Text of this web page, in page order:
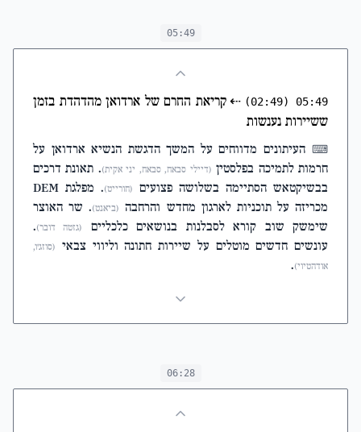
05:49
05:49
(02:49)
⇠ קריאת החרם של ארדואן מהדהדת בזמן
ששיירות נענשות
⌨ העיתונים מדווחים על המשך הדגשת הנשיא ארדואן על
חרמות לתמיכה בפלסטין (דיילי סבאח, סבאח, יני אקית). תאונת דרכים
בבשיקטאש הסתיימה בשלושה פצועים (חורייט)
. מפלגת DEM
מכריזה על תוכניות לארגון מחדש והרחבה (ביאנט). שר האוצר
שימשק שוב קורא לסבלנות בנושאים כלכליים
(גזטה דובר).
עונשים חדשים מוטלים על שיירות חתונה וליווי צבאי (סוזג'ו,
אודהטיוי).
06:28